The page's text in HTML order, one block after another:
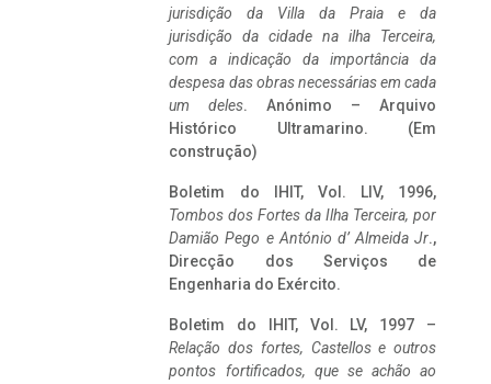
jurisdição da Villa da Praia e da
jurisdição da cidade na ilha Terceira,
com a indicação da importância da
despesa das obras necessárias em cada
um deles. Anónimo – Arquivo
Histórico Ultramarino. (Em
construção)
Boletim do IHIT, Vol. LIV, 1996,
Tombos dos Fortes da Ilha Terceira, por
Damião Pego e António d’ Almeida Jr.,
Direcção dos Serviços de
Engenharia do Exército.
Boletim do IHIT, Vol. LV, 1997 –
Relação dos fortes, Castellos e outros
pontos fortificados, que se achão ao